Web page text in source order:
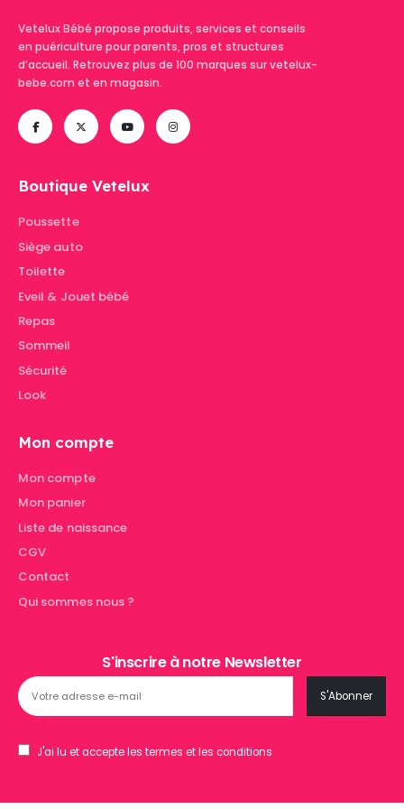
Vetelux Bébé propose produits, services et conseils
en puériculture pour parents, pros et structures
d’accueil. Retrouvez plus de 100 marques sur vetelux-
bebe.com et en magasin.
Boutique Vetelux
Poussette
Siège auto
Toilette
Eveil & Jouet bébé
Repas
Sommeil
Sécurité
Look
Mon compte
Mon compte
Mon panier
Liste de naissance
CGV
Contact
Qui sommes nous ?
S'inscrire à notre Newsletter
J'ai lu et accepte les termes et les conditions